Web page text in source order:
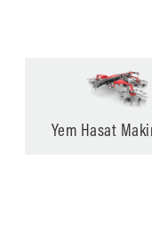
Yem Hasat